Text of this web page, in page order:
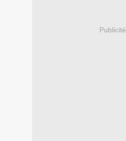
Publicité